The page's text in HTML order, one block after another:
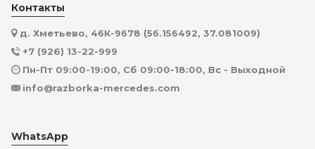
Контакты
д. Хметьево, 46К-9678 (56.156492, 37.081009)
+7 (926) 13-22-999
Пн-Пт 09:00-19:00, Сб 09:00-18:00, Вс - Выходной
info@razborka-mercedes.com
WhatsApp